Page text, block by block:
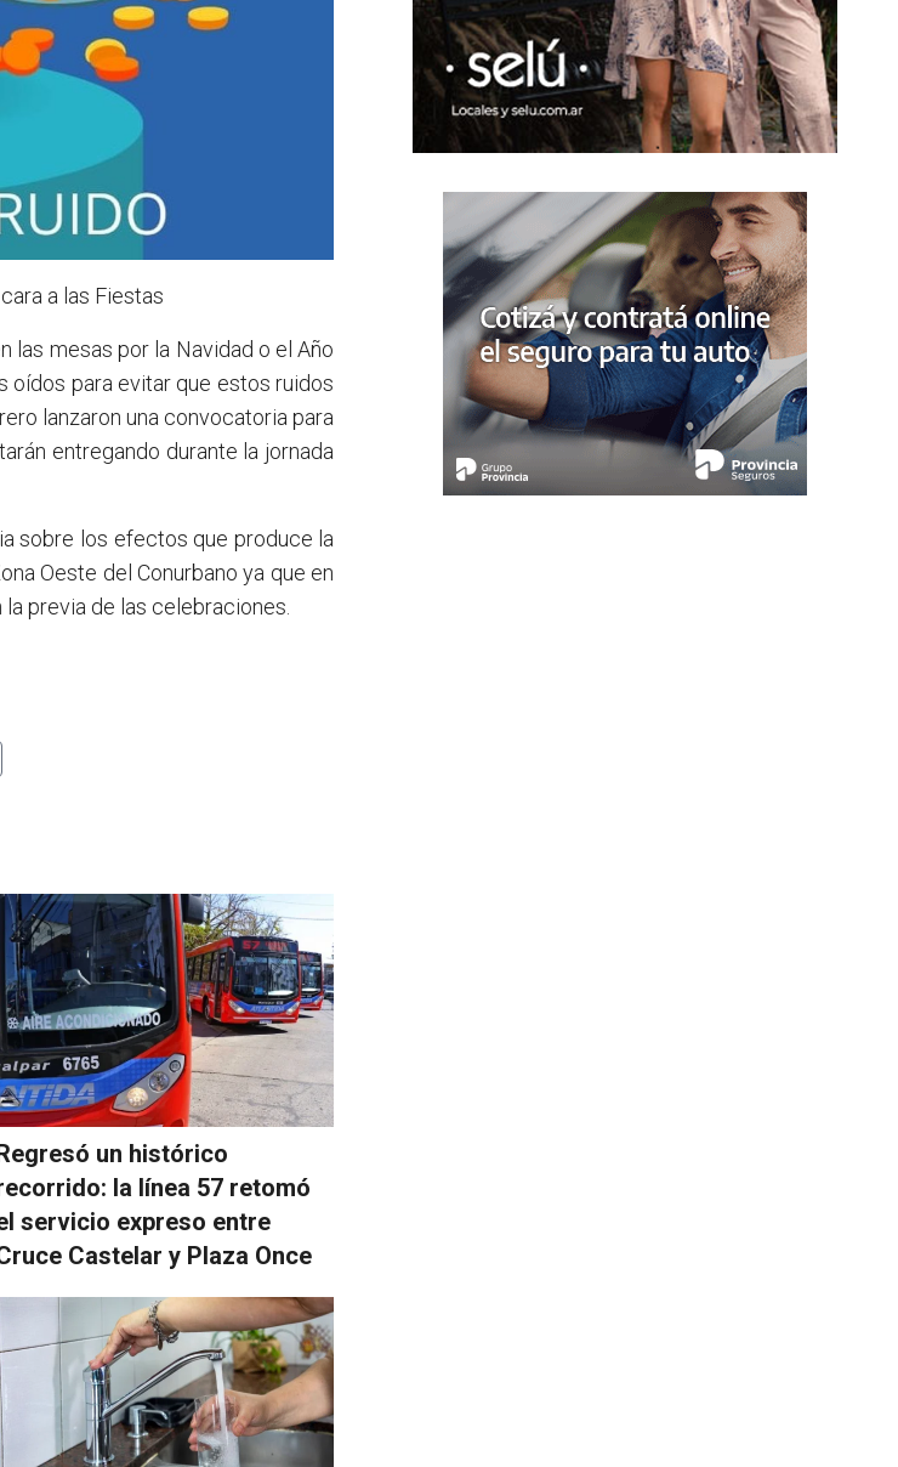
a las Fiestas
las mesas por la Navidad o el Año
oídos para evitar que estos ruidos
lanzaron una convocatoria para
entregando durante la jornada
sobre los efectos que produce la
Oeste del Conurbano ya que en
previa de las celebraciones.
un histórico
la línea 57 retomó
servicio expreso entre
Castelar y Plaza Once